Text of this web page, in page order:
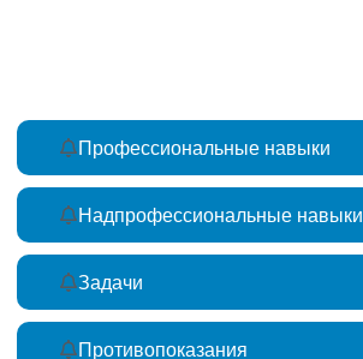
Профессиональные навыки
Надпрофессиональные навыки
Задачи
Противопоказания